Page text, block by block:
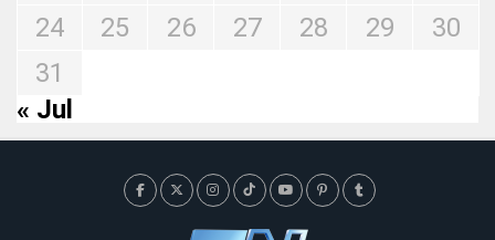
24
25 26 27 28 29
30
31
« Jul